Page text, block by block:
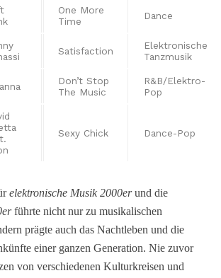
One More
Time
Dance
Satisfaction
Elektronische
Tanzmusik
Don’t Stop
The Music
R&B/Elektro-
Pop
Sexy Chick Dance-Pop
elektronische Musik 2000erund die
führte nicht nur zu musikalischen
prägte auch das Nachtleben und die
einer ganzen Generation. Nie zuvor
von verschiedenen Kulturkreisen und